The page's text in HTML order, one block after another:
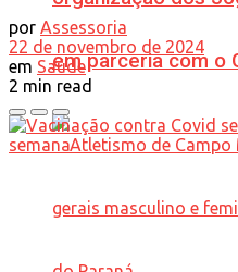
em parceria com o
por Assessoria
22 de novembro de 2024
em Saúde
2 min read